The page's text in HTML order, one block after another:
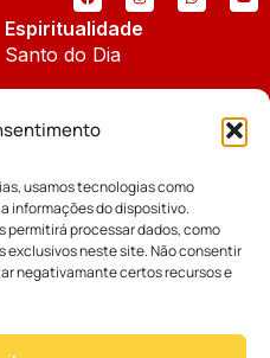
usamos tecnologias como
informações do dispositivo.
permitirá processar dados, como
exclusivos neste site. Não consentir
negativamante certos recursos e
Espiritualidade
Santo do Dia
Cúria Diocesana
Fundo Diocesano
Vicariatos da Educação